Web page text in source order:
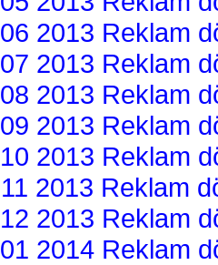
06 2013 Reklam
07 2013 Reklam
08 2013 Reklam
09 2013 Reklam
10 2013 Reklam
11 2013 Reklam
12 2013 Reklam
01 2014 Reklam